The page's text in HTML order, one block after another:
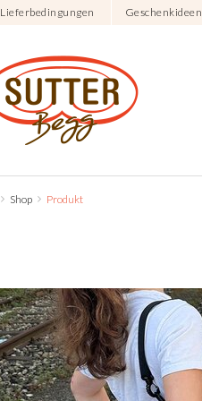
Lieferbedingungen Geschenkideen
Shop Produkt